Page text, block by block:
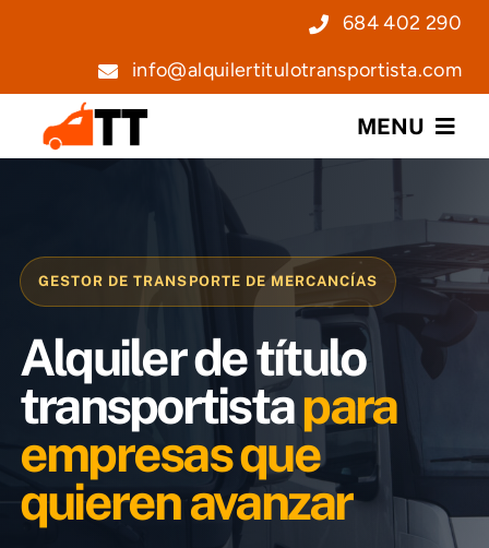
684 402 290
info@alquilertitulotransportista.com
MENU
Servicios
Noticias
Contacto
GESTOR DE TRANSPORTE DE MERCANCÍAS
Alquiler de título
transportistapara
empresas que
quieren avanzar